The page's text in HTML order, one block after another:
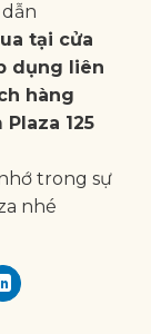
tại cửa
dụng liên
hàng
125
trong sự
nhé